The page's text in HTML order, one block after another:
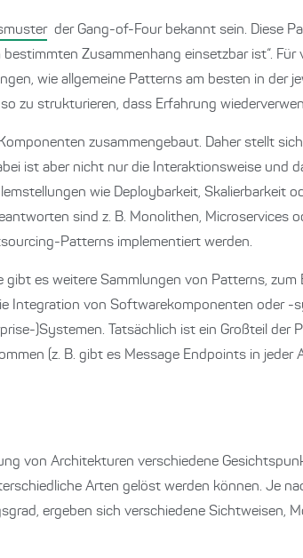
der Gang-of-Four bekannt sein. Diese
Zusammenhang einsetzbar ist“.
wie allgemeine Patterns am besten in der
zu strukturieren, dass Erfahrung
zusammengebaut. Daher stellt
ist aber nicht nur die Interaktionsweise und
wie Deploybarkeit, Skalierbarkeit
sind z. B. Monolithen, Microservices
Patterns implementiert werden.
es weitere Sammlungen von Patterns, zum
Integration von Softwarekomponenten oder -
)Systemen. Tatsächlich ist ein Großteil der
(z. B. gibt es Message Endpoints in jeder
von Architekturen verschiedene
Arten gelöst werden können. Je
ergeben sich verschiedene Sichtweisen,